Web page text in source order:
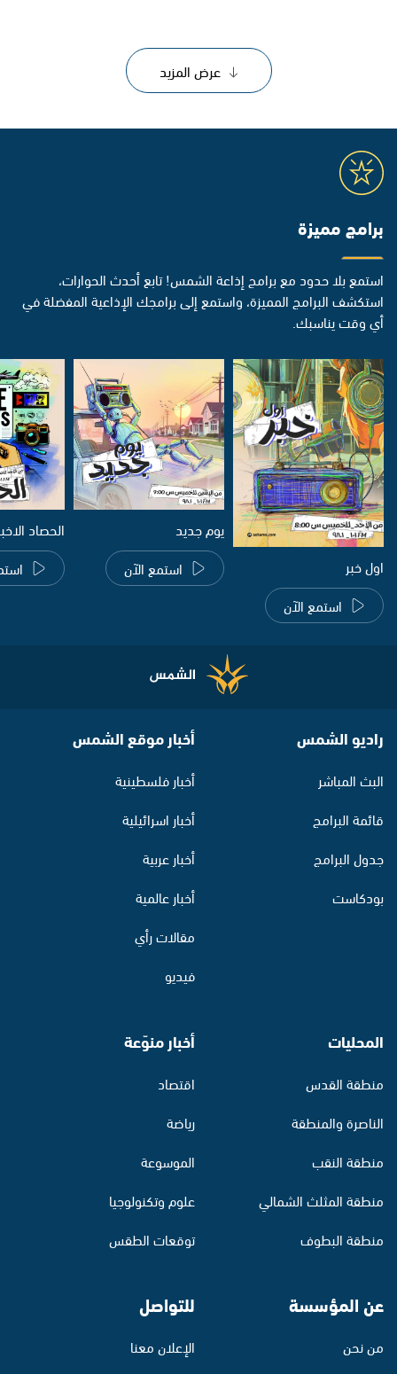
عرض المزيد
برامج مميزة
استمع بلا حدود مع برامج إذاعة الشمس! تابع أحدث الحوارات،
استكشف البرامج المميزة، واستمع إلى برامجك الإذاعية المفضلة في
أي وقت يناسبك.
اول خبر
استمع الآن
يوم جديد
استمع الآن
الحصاد
راديو الشمس
البث المباشر
قائمة البرامج
جدول البرامج
بودكاست
أخبار موقع الشمس
أخبار فلسطينية
أخبار اسرائيلية
أخبار عربية
أخبار عالمية
مقالات رأي
فيديو
المحليات
منطقة القدس
الناصرة والمنطقة
منطقة النقب
منطقة المثلث الشمالي
منطقة البطوف
أخبار منوّعة
اقتصاد
رياضة
الموسوعة
علوم وتكنولوجيا
توقعات الطقس
عن المؤسسة
من نحن
للتواصل
الإعلان معنا